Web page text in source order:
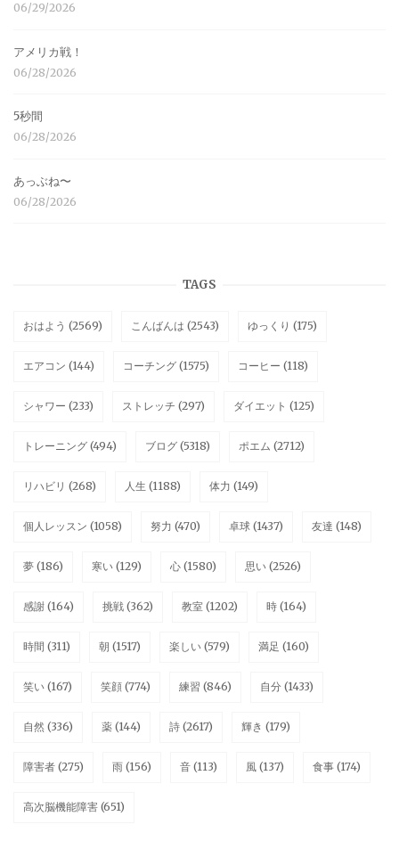
06/29/2026
アメリカ戦！
06/28/2026
5秒間
06/28/2026
あっぶね〜
06/28/2026
TAGS
おはよう (2569) こんばんは (2543) ゆっくり (175)
エアコン (144) コーチング (1575) コーヒー (118)
シャワー (233) ストレッチ (297) ダイエット (125)
トレーニング (494) ブログ (5318) ポエム (2712)
リハビリ (268) 人生 (1188) 体力 (149)
個人レッスン (1058) 努力 (470) 卓球 (1437) 友達 (148)
夢 (186) 寒い (129) 心 (1580) 思い (2526)
感謝 (164) 挑戦 (362) 教室 (1202) 時 (164)
時間 (311) 朝 (1517) 楽しい (579) 満足 (160)
笑い (167) 笑顔 (774) 練習 (846) 自分 (1433)
自然 (336) 薬 (144) 詩 (2617) 輝き (179)
障害者 (275) 雨 (156) 音 (113) 風 (137) 食事 (174)
高次脳機能障害 (651)